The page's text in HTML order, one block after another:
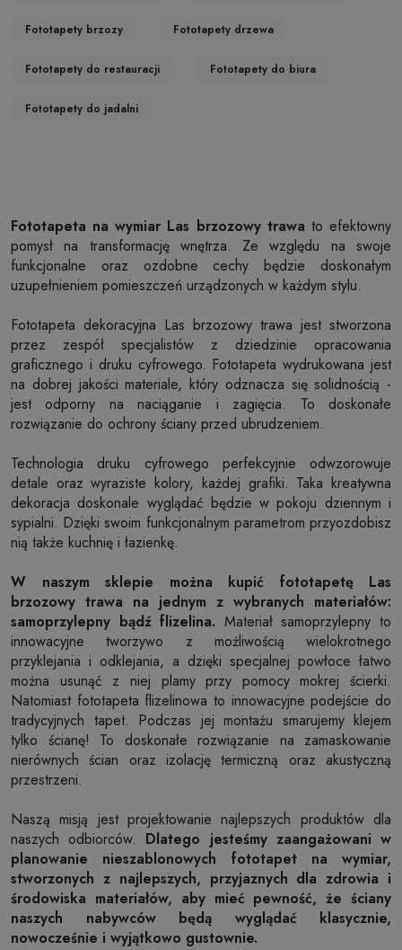
Fototapety brzozy Fototapety drzewa
Fototapety do restauracji Fototapety do biura
Fototapety do jadalni
Fototapeta na wymiar Las brzozowy trawa to efektowny
pomysł na transformację wnętrza. Ze względu na swoje
funkcjonalne oraz ozdobne cechy będzie doskonałym
uzupełnieniem pomieszczeń urządzonych w każdym stylu.
Fototapeta dekoracyjna Las brzozowy trawa jest stworzona
przez zespół specjalistów z dziedzinie opracowania
graficznego i druku cyfrowego. Fototapeta wydrukowana jest
na dobrej jakości materiale, który odznacza się solidnością -
jest odporny na naciąganie i zagięcia. To doskonałe
rozwiązanie do ochrony ściany przed ubrudzeniem.
Technologia druku cyfrowego perfekcyjnie odwzorowuje
detale oraz wyraziste kolory, każdej grafiki. Taka kreatywna
dekoracja doskonale wyglądać będzie w pokoju dziennym i
sypialni. Dzięki swoim funkcjonalnym parametrom przyozdobisz
nią także kuchnię i łazienkę.
W naszym sklepie można kupić fototapetę Las
brzozowy trawa na jednym z wybranych materiałów:
samoprzylepny bądź flizelina. Materiał samoprzylepny to
innowacyjne tworzywo z możliwością wielokrotnego
przyklejania i odklejania, a dzięki specjalnej powłoce łatwo
można usunąć z niej plamy przy pomocy mokrej ścierki.
Natomiast fototapeta flizelinowa to innowacyjne podejście do
tradycyjnych tapet. Podczas jej montażu smarujemy klejem
tylko ścianę! To doskonałe rozwiązanie na zamaskowanie
nierównych ścian oraz izolację termiczną oraz akustyczną
przestrzeni.
Naszą misją jest projektowanie najlepszych produktów dla
naszych odbiorców. Dlatego jesteśmy zaangażowani w
planowanie nieszablonowych fototapet na wymiar,
stworzonych z najlepszych, przyjaznych dla zdrowia i
środowiska materiałów, aby mieć pewność, że ściany
naszych nabywców będą wyglądać klasycznie,
nowocześnie i wyjątkowo gustownie.